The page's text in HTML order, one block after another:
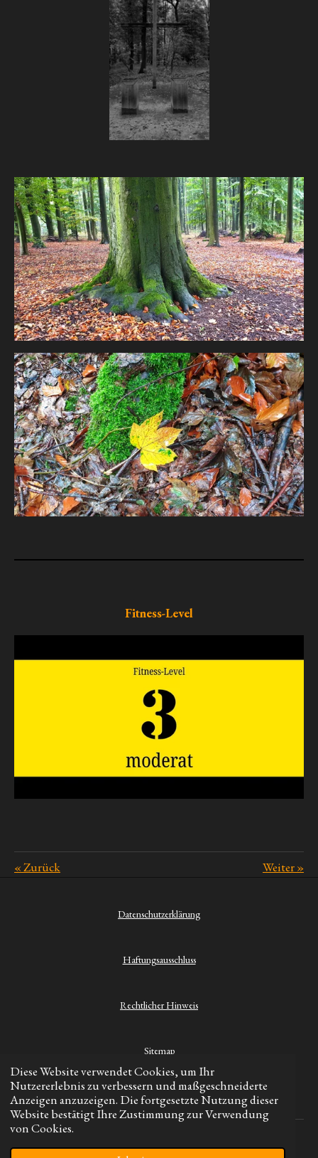
Diese Website verwendet Cookies, um Ihr
Nutzererlebnis zu verbessern und maßgeschneiderte
Anzeigen anzuzeigen. Die fortgesetzte Nutzung dieser
Website bestätigt Ihre Zustimmung zur Verwendung
von Cookies.
Fitness-Level
«Zurück Weiter»
Datenschutzerklärung
Haftungsausschluss
Rechtlicher Hinweis
Sitemap
Kontakt
© 2023 - 2026 Hikinghero.de
Mit Unterstützung vonWebador